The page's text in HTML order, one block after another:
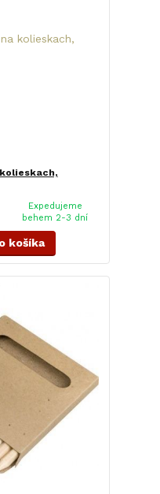
Expedujeme
behem 2-3 dní
košíka